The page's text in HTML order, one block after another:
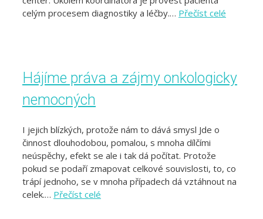
celým procesem diagnostiky a léčby.… Přečíst celé
Hájíme práva a zájmy onkologicky
nemocných
I jejich blízkých, protože nám to dává smysl Jde o
činnost dlouhodobou, pomalou, s mnoha dílčími
neúspěchy, efekt se ale i tak dá počítat. Protože
pokud se podaří zmapovat celkové souvislosti, to, co
trápí jednoho, se v mnoha případech dá vztáhnout na
celek.… Přečíst celé